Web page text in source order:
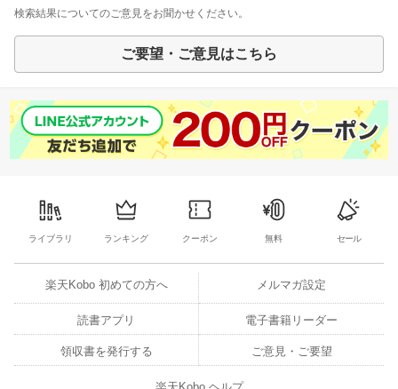
検索結果についてのご意見をお聞かせください。
ご要望・ご意見はこちら
ライブラリ ランキング クーポン 無料 セール
楽天Kobo 初めての方へ メルマガ設定
読書アプリ 電子書籍リーダー
領収書を発行する ご意見・ご要望